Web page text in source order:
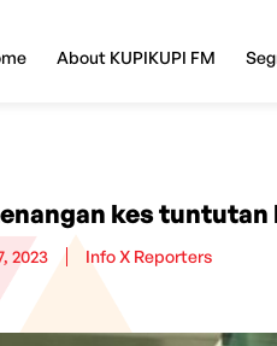
About KUPIKUPI FM
kes tuntutan
2023 Info X Reporters